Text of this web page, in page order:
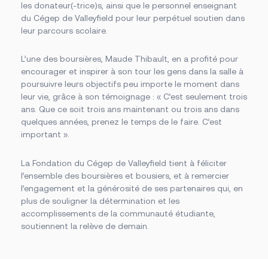
les donateur(-trice)s, ainsi que le personnel enseignant
du Cégep de Valleyfield pour leur perpétuel soutien dans
leur parcours scolaire.
L’une des boursières, Maude Thibault, en a profité pour
encourager et inspirer à son tour les gens dans la salle à
poursuivre leurs objectifs peu importe le moment dans
leur vie, grâce à son témoignage : « C’est seulement trois
ans. Que ce soit trois ans maintenant ou trois ans dans
quelques années, prenez le temps de le faire. C’est
important ».
La Fondation du Cégep de Valleyfield tient à féliciter
l’ensemble des boursières et bousiers, et à remercier
l’engagement et la générosité de ses partenaires qui, en
plus de souligner la détermination et les
accomplissements de la communauté étudiante,
soutiennent la relève de demain.